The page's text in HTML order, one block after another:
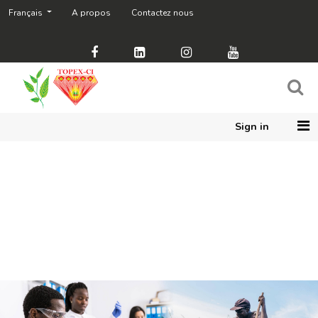
A propos Contactez nous
Français
Sign in